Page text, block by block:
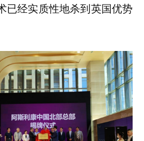
已经实质性地杀到英国优势